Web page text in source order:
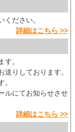
ださい。
詳細はこちら >>
す。
りしております。
ルにてお知らせさせ
詳細はこちら >>